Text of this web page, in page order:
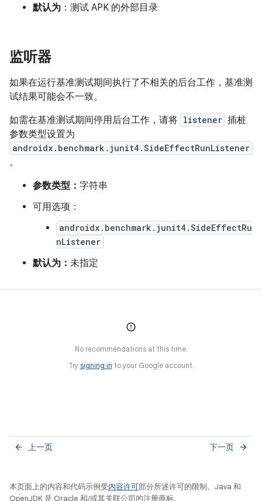
默认为 ：测试 APK 的外部目录
监听器
如果在运行基准测试期间执行了不相关的后台工作，基准测
试结果可能会不一致。
如需在基准测试期间停用后台工作，请将 listener 插桩
参数类型设置为
androidx.benchmark.junit4.SideEffectRunListener
。
参数类型： 字符串
可用选项：
androidx.benchmark.junit4.SideEffectRu
nListener
默认为： 未指定
No recommendations at this time.
Try signing in to your Google account.
上一页
arrow_back 下一页 arrow_forward
本页面上的内容和代码示例受内容许可部分所述许可的限制。Java 和
OpenJDK 是 Oracle 和/或其关联公司的注册商标。